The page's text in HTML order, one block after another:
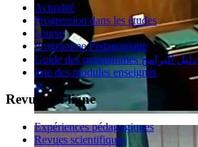
Actualité
Progression dans les études
bourse
Programme Pédagogique
Guide des programmes دليل البرامج
liste des modules enseignés
Revues en ligne
Expériences pédagogiques
Revues scientifiques